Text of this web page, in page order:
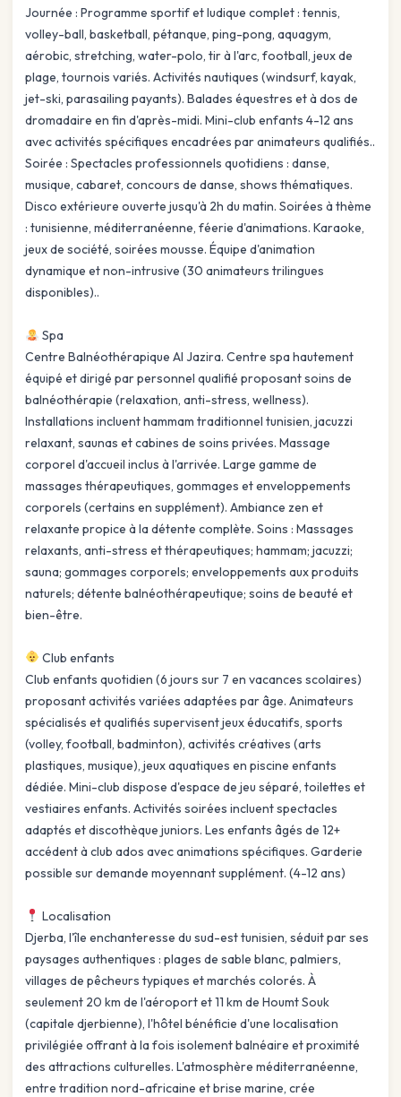
Journée : Programme sportif et ludique complet : tennis,
volley-ball, basketball, pétanque, ping-pong, aquagym,
aérobic, stretching, water-polo, tir à l'arc, football, jeux de
plage, tournois variés. Activités nautiques (windsurf, kayak,
jet-ski, parasailing payants). Balades équestres et à dos de
dromadaire en fin d'après-midi. Mini-club enfants 4-12 ans
avec activités spécifiques encadrées par animateurs qualifiés..
Soirée : Spectacles professionnels quotidiens : danse,
musique, cabaret, concours de danse, shows thématiques.
Disco extérieure ouverte jusqu'à 2h du matin. Soirées à thème
: tunisienne, méditerranéenne, féerie d'animations. Karaoke,
jeux de société, soirées mousse. Équipe d'animation
dynamique et non-intrusive (30 animateurs trilingues
disponibles)..
Spa
Centre Balnéothérapique Al Jazira. Centre spa hautement
équipé et dirigé par personnel qualifié proposant soins de
balnéothérapie (relaxation, anti-stress, wellness).
Installations incluent hammam traditionnel tunisien, jacuzzi
relaxant, saunas et cabines de soins privées. Massage
corporel d'accueil inclus à l'arrivée. Large gamme de
massages thérapeutiques, gommages et enveloppements
corporels (certains en supplément). Ambiance zen et
relaxante propice à la détente complète. Soins : Massages
relaxants, anti-stress et thérapeutiques; hammam; jacuzzi;
sauna; gommages corporels; enveloppements aux produits
naturels; détente balnéothérapeutique; soins de beauté et
bien-être.
Club enfants
Club enfants quotidien (6 jours sur 7 en vacances scolaires)
proposant activités variées adaptées par âge. Animateurs
spécialisés et qualifiés supervisent jeux éducatifs, sports
(volley, football, badminton), activités créatives (arts
plastiques, musique), jeux aquatiques en piscine enfants
dédiée. Mini-club dispose d'espace de jeu séparé, toilettes et
vestiaires enfants. Activités soirées incluent spectacles
adaptés et discothèque juniors. Les enfants âgés de 12+
accédent à club ados avec animations spécifiques. Garderie
possible sur demande moyennant supplément. (4-12 ans)
Localisation
Djerba, l'île enchanteresse du sud-est tunisien, séduit par ses
paysages authentiques : plages de sable blanc, palmiers,
villages de pêcheurs typiques et marchés colorés. À
seulement 20 km de l'aéroport et 11 km de Houmt Souk
(capitale djerbienne), l'hôtel bénéficie d'une localisation
privilégiée offrant à la fois isolement balnéaire et proximité
des attractions culturelles. L'atmosphère méditerranéenne,
entre tradition nord-africaine et brise marine, crée